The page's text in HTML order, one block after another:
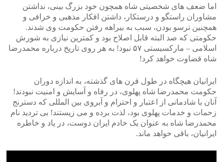
اما ضعف های شخصیتی شاه همچون خود بزرگ بینی، نداشتن
مشاوران راستگو و درستکار، داشتن افکار مذهبی و خرافی و
همچنین ترسو بودن، سبب به بیراهه رفتن حکومت وی شدند.
حکومتی که صد البته قابل اصلاح بود و کمترین نیازی به شورش
اسلامی – مارکسیستی ۵۷ نبود! به هر روی تاریخ درباره محمدرضا
شاه قضاوت خواهد کرد!
ایرانیان هیچگاه در طول قرن های گذشته، به اندازه دوران
حکومت محمدرضا شاه پهلوی، در رفاه و آسایش و امنیت نبودند!
آنان با شادمانی از اعتبار و احترام و آبروی بین المللی که دسترنج
زحمات و خدمات پهلوی بود، لذت برده و می زیستند! بی تردید نام
محمدرضا شاه به عنوان یک خادم ایران دوست، در یاد و خاطره
ایرانیان، باقی خواهد ماند.